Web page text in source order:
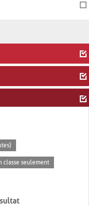
classe seulement